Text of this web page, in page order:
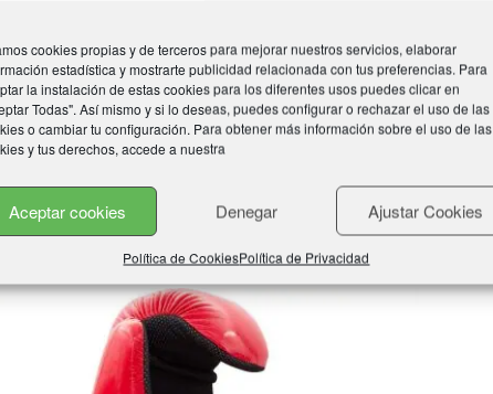
cookies propias y de terceros para mejorar nuestros servicios, elaborar
estadística y mostrarte publicidad relacionada con tus preferencias. Para
la instalación de estas cookies para los diferentes usos puedes clicar en
Todas". Así mismo y si lo deseas, puedes configurar o rechazar el uso de las
o cambiar tu configuración. Para obtener más información sobre el uso de las
y tus derechos, accede a nuestra
Aceptar cookies Denegar Ajustar Cookies
Política de CookiesPolítica de Privacidad
cm, 180 cm, 190 cm, 200 cm